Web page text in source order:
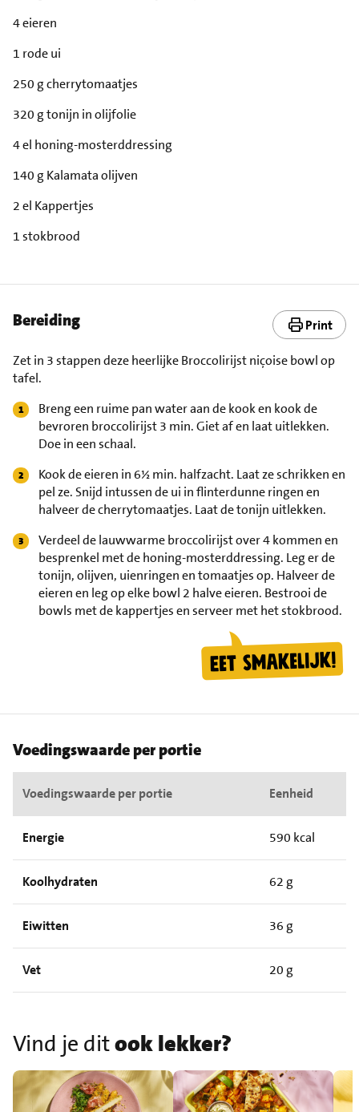
4 eieren
1 rode ui
250 g cherrytomaatjes
320 g tonijn in olijfolie
4 el honing-mosterddressing
140 g Kalamata olijven
2 el Kappertjes
1 stokbrood
Bereiding Print
Zet in 3 stappen deze heerlijke Broccolirijst niçoise bowl op
tafel.
Breng een ruime pan water aan de kook en kook de
bevroren broccolirijst 3 min. Giet af en laat uitlekken.
Doe in een schaal.
Kook de eieren in 6½ min. halfzacht. Laat ze schrikken en
pel ze. Snijd intussen de ui in flinterdunne ringen en
halveer de cherrytomaatjes. Laat de tonijn uitlekken.
Verdeel de lauwwarme broccolirijst over 4 kommen en
besprenkel met de honing-mosterddressing. Leg er de
tonijn, olijven, uienringen en tomaatjes op. Halveer de
eieren en leg op elke bowl 2 halve eieren. Bestrooi de
bowls met de kappertjes en serveer met het stokbrood.
Voedingswaarde per portie
Voedingswaarde per portie Eenheid
Energie 590 kcal
Koolhydraten 62 g
Eiwitten 36 g
Vet 20 g
Vind je ditook lekker?